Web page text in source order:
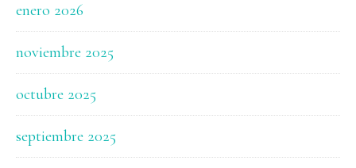
enero 2026
noviembre 2025
octubre 2025
septiembre 2025